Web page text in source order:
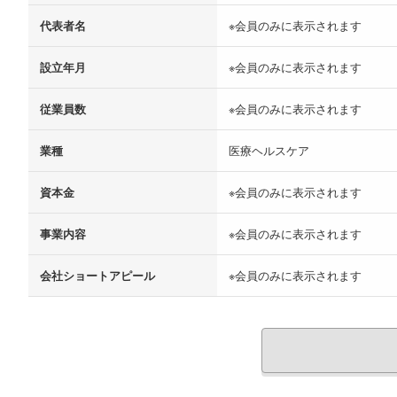
代表者名 ※会員のみに表示されます
設立年月 ※会員のみに表示されます
従業員数 ※会員のみに表示されます
業種 医療ヘルスケア
資本金 ※会員のみに表示されます
事業内容 ※会員のみに表示されます
会社ショートアピール ※会員のみに表示されます